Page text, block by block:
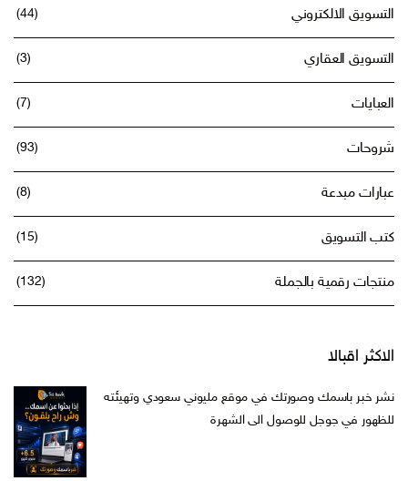
الالكتروني
العقاري
مبدعة
التسويق
رقمية بالجملة
اقبالا
خبر باسمك وصورتك في موقع مليوني سعودي وتهيئته
في جوجل للوصول الى الشهرة